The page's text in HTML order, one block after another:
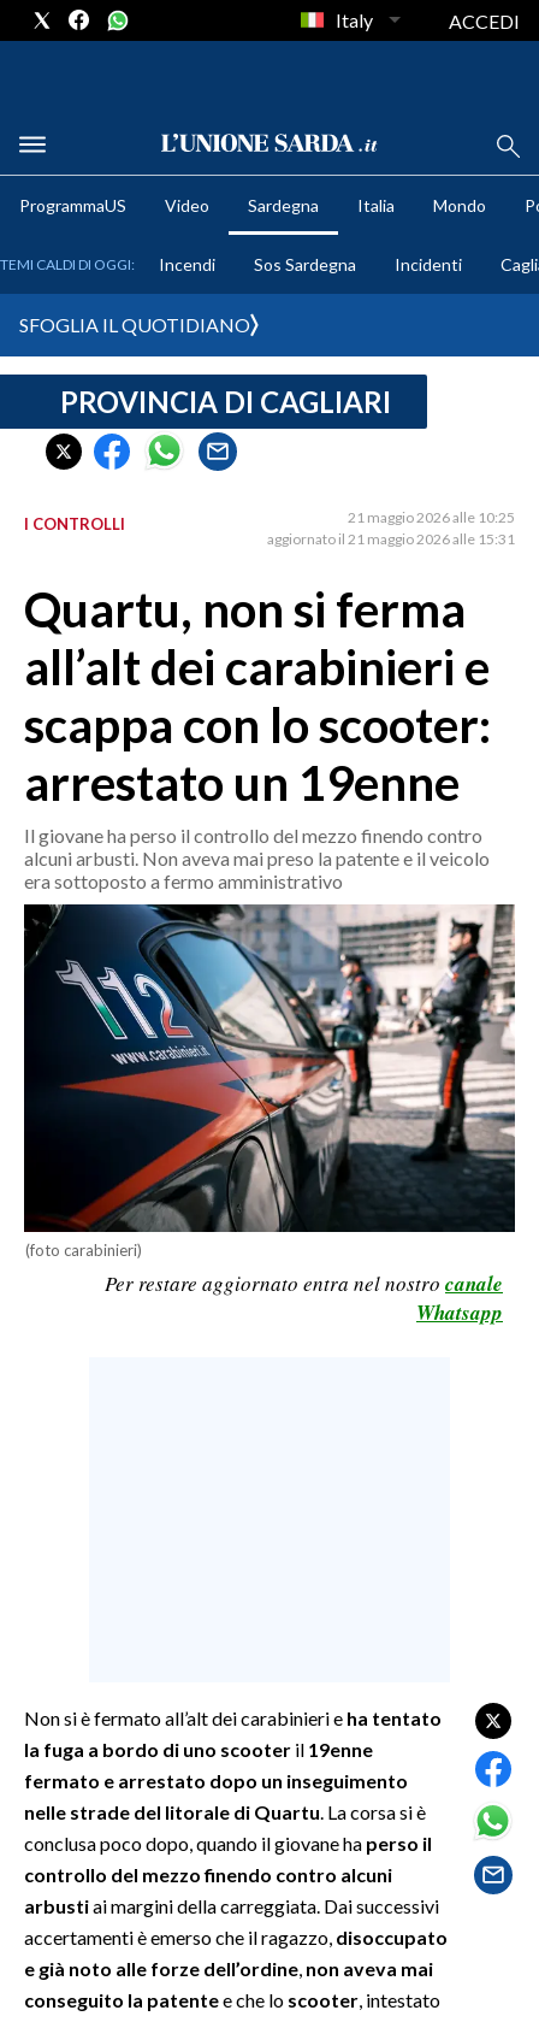
METEO
CRONACA SARDEGNA
CAGLIARI
SULCIS IGLESIENTE
SASSARI E PROVINCIA
GALLURA
OGLIASTRA
ITALIA
POLITICA
ECONOMIA
SERVIZI ALLE IMPRESE
SPORT IN SARDEGNA
SPORT
GOSSIP
SALUTE
SARDEGNA TURISMO
SARDI NEL MONDO
NOTIZIE
EVENTI
Italy ACCEDI
ProgrammaUS Video Sardegna Italia Mondo
TEMI CALDI DI OGGI: Incendi Sos Sardegna Incidenti
SFOGLIA IL QUOTIDIANO
PROVINCIA DI CAGLIARI
I CONTROLLI
21 maggio 2026 alle 10:25
aggiornato il 21 maggio 2026 alle 15:31
Quartu, non si ferma
all’alt dei carabinieri e
scappa con lo scooter:
arrestato un 19enne
Il giovane ha perso il controllo del mezzo finendo contro
alcuni arbusti. Non aveva mai preso la patente e il veicolo
era sottoposto a fermo amministrativo
(foto carabinieri)
Per restare aggiornato entra nel nostro canale
Whatsapp
Non si è fermato all’alt dei carabinieri e ha tentato
la fuga a bordo di uno scooter il 19enne
fermato e arrestato dopo un inseguimento
nelle strade del litorale di Quartu . La corsa si è
conclusa poco dopo, quando il giovane ha perso il
controllo del mezzo finendo contro alcuni
arbustiai margini della carreggiata. Dai successivi
accertamenti è emerso che il ragazzo, disoccupato
e già noto alle forze dell’ordine non aveva mai
conseguito la patentee che lo scooter , intestato